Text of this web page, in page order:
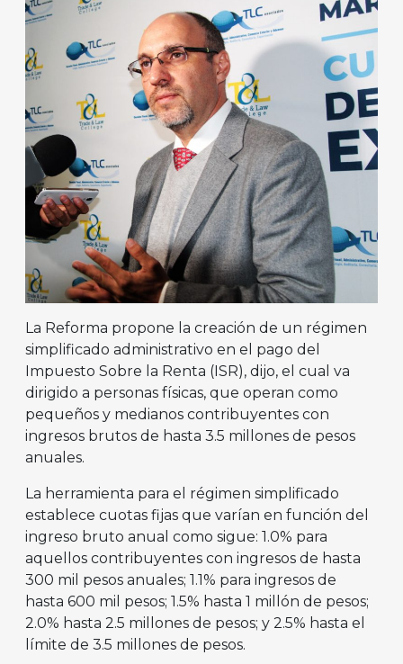
La Reforma propone la creación de un régimen
simplificado administrativo en el pago del
Impuesto Sobre la Renta (ISR), dijo, el cual va
dirigido a personas físicas, que operan como
pequeños y medianos contribuyentes con
ingresos brutos de hasta 3.5 millones de pesos
anuales.
La herramienta para el régimen simplificado
establece cuotas fijas que varían en función del
ingreso bruto anual como sigue: 1.0% para
aquellos contribuyentes con ingresos de hasta
300 mil pesos anuales; 1.1% para ingresos de
hasta 600 mil pesos; 1.5% hasta 1 millón de pesos;
2.0% hasta 2.5 millones de pesos; y 2.5% hasta el
límite de 3.5 millones de pesos.